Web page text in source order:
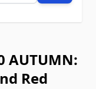
AUTUMN:
Red